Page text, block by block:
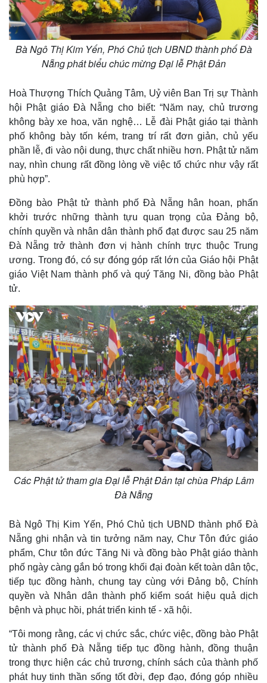
Thể thao
Bóng đá
Lịch thi đấu bóng đá
Thế giới thể thao
eSports
Hậu trường
Ô tô - Xe máy
Ô tô
Xe máy
Tư vấn
Bà Ngô Thị Kim Yến, Phó Chủ tịch UBND thành phố Đà
Nẵng phát biểu chúc mừng Đại lễ Phật Đản
Hoà Thượng Thích Quảng Tâm, Uỷ viên Ban Trị sự Thành
hội Phật giáo Đà Nẵng cho biết: “Năm nay, chủ trương
không bày xe hoa, văn nghệ… Lễ đài Phật giáo tại thành
phố không bày tốn kém, trang trí rất đơn giản, chủ yếu
phần lễ, đi vào nội dung, thực chất nhiều hơn. Phật tử năm
nay, nhìn chung rất đồng lòng về việc tổ chức như vậy rất
phù hợp”.
Đồng bào Phật tử thành phố Đà Nẵng hân hoan, phấn
khởi trước những thành tựu quan trọng của Đảng bộ,
chính quyền và nhân dân thành phố đạt được sau 25 năm
Đà Nẵng trở thành đơn vị hành chính trực thuộc Trung
ương. Trong đó, có sự đóng góp rất lớn của Giáo hội Phật
giáo Việt Nam thành phố và quý Tăng Ni, đồng bào Phật
tử.
Các Phật tử tham gia Đại lễ Phật Đản tại chùa Pháp Lâm
Đà Nẵng
Bà Ngô Thị Kim Yến, Phó Chủ tịch UBND thành phố Đà
Nẵng ghi nhận và tin tưởng năm nay, Chư Tôn đức giáo
phẩm, Chư tôn đức Tăng Ni và đồng bào Phật giáo thành
phố ngày càng gắn bó trong khối đại đoàn kết toàn dân tộc,
tiếp tục đồng hành, chung tay cùng với Đảng bộ, Chính
quyền và Nhân dân thành phố kiểm soát hiệu quả dịch
bệnh và phục hồi, phát triển kinh tế - xã hội.
“Tôi mong rằng, các vị chức sắc, chức việc, đồng bào Phật
tử thành phố Đà Nẵng tiếp tục đồng hành, đồng thuận
trong thực hiện các chủ trương, chính sách của thành phố
phát huy tinh thần sống tốt đời, đẹp đạo, đóng góp nhiều